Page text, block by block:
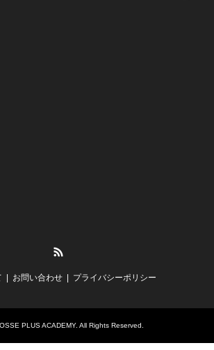
お問い合わせ プライバシーポリシー
PLUS ACADEMY. All Rights Reserved.